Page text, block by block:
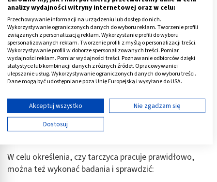
nadczynność tarczycy.
Warto też zwrócić uwagę na normy związane z
wynikami tarczycy:
NormaFT3waha się między 2,25 – 6 pmol/l (1,5 – 4
ng/l), wówczas, gdy właściwy poziom TSH szacuje
się na 0,4 – 4,0 µIU/ml.
Norma FT4 11,8-24,6 pmol/l.
TSHwynosi od 0,32 do 5,0 mU/l.
W celu określenia, czy tarczyca pracuje prawidłowo,
można też wykonać badania i sprawdzić:
analizy wydajności witryny internetowej oraz w celu:
Przechowywanie informacji na urządzeniu lub dostęp do nich.
Wykorzystywanie ograniczonych danych do wyboru reklam. Tworzenie profili
związanych z personalizacją reklam. Wykorzystanie profili do wyboru
spersonalizowanych reklam. Tworzenie profili z myślą o personalizacji treści.
Wykorzystywanie profili w doborze spersonalizowanych treści. Pomiar
wydajności reklam. Pomiar wydajności treści. Poznawanie odbiorców dzięki
statystyce lub kombinacji danych z różnych źródeł. Opracowywanie i
ulepszanie usług. Wykorzystywanie ograniczonych danych do wyboru treści.
Dane mogą być udostępniane poza Unię Europejską i wysyłane do USA.
Wyświetl listę partnerów (11 dostawców IAB)
Używamy Twoich danych w następujących celach:
Cele przetwarzania IAB:
dostęp do nich
Wykorzystywanie ograniczonych danych do
Akceptuj wszystko
Nie zgadzam się
Dostosuj